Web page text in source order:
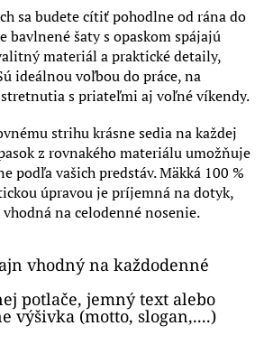
sa budete cítiť pohodlne od rána do
bavlnené šaty s opaskom spájajú
materiál a praktické detaily,
ideálnou voľbou do práce, na
stretnutia s priateľmi aj voľné víkendy.
strihu krásne sedia na každej
z rovnakého materiálu umožňuje
podľa vašich predstáv. Mäkká 100 %
úpravou je príjemná na dotyk,
na celodenné nosenie.
vhodný na každodenné
potlače, jemný text alebo
výšivka (motto, slogan,....)